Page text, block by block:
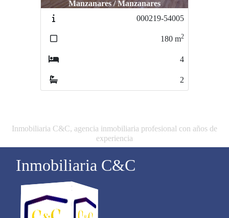
Manzanares / Manzanares
000219-54005
m 2
Manzanares / Jesús del Perdón
Inmobiliaria C&C, agencia inmobiliaria profesional con años de
experiencia
Inmobiliaria C&C